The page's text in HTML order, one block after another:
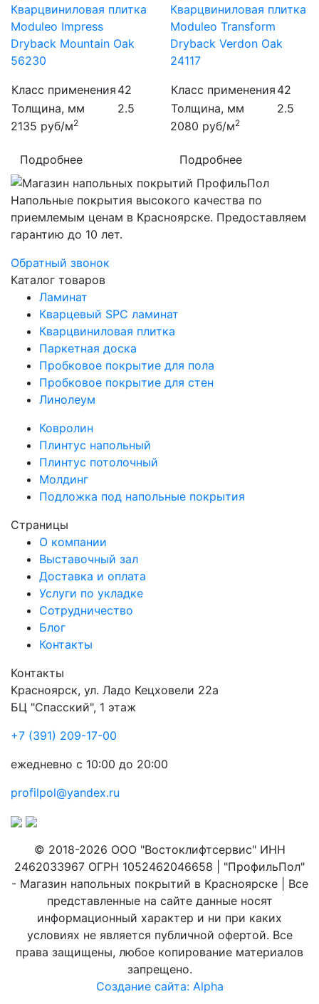
Кварцвиниловая плитка
Moduleo Impress
Dryback Mountain Oak
56230
Класс применения 42
Толщина, мм
2.5
2135 руб/м2
Подробнее
Кварцвиниловая плитка
Moduleo Transform
Dryback Verdon Oak
24117
Класс применения 42
Толщина, мм
2.5
2080 руб/м2
Подробнее
Напольные покрытия высокого качества по
приемлемым ценам в Красноярске. Предоставляем
гарантию до 10 лет.
Обратный звонок
Каталог товаров
Ламинат
Кварцевый SPC ламинат
Кварцвиниловая плитка
Паркетная доска
Пробковое покрытие для пола
Пробковое покрытие для стен
Линолеум
Ковролин
Плинтус напольный
Плинтус потолочный
Молдинг
Подложка под напольные покрытия
Страницы
О компании
Выставочный зал
Доставка и оплата
Услуги по укладке
Сотрудничество
Блог
Контакты
Контакты
Красноярск, ул. Ладо Кецховели 22а
БЦ "Спасский", 1 этаж
+7 (391) 209-17-00
ежедневно с 10:00 до 20:00
profilpol@yandex.ru
© 2018-2026 ООО "Востоклифтсервис" ИНН
2462033967 ОГРН 1052462046658 | "ПрофильПол"
- Магазин напольных покрытий в Красноярске | Все
представленные на сайте данные носят
информационный характер и ни при каких
условиях не является публичной офертой. Все
права защищены, любое копирование материалов
запрещено.
Создание сайта: Alpha